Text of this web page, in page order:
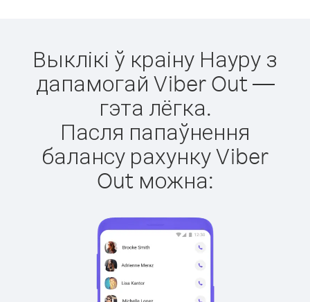
Выклікі ў краіну Науру з
дапамогай Viber Out —
гэта лёгка.
Пасля папаўнення
балансу рахунку Viber
Out можна: